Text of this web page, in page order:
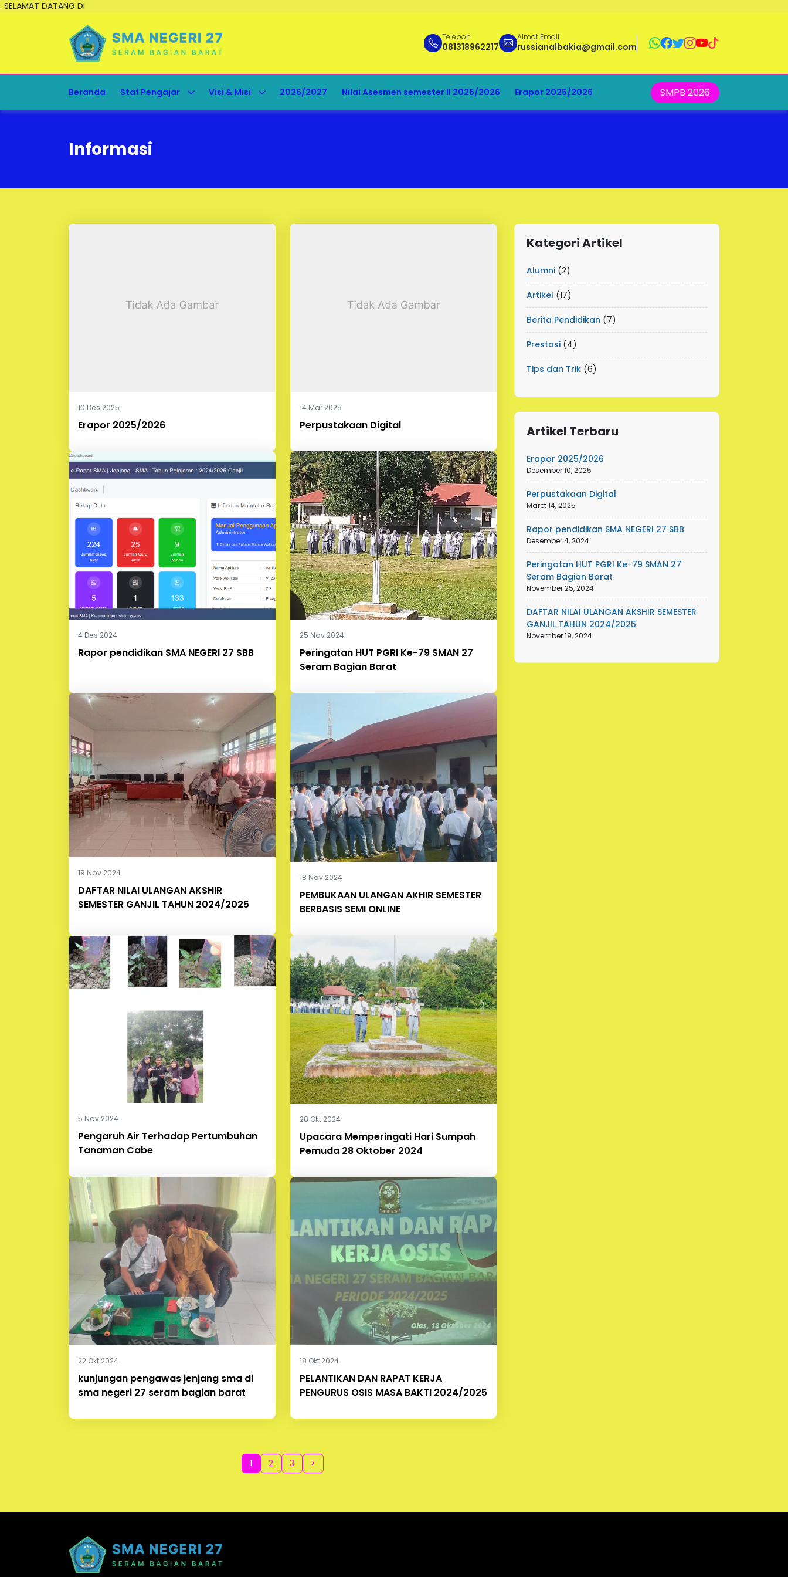
. SELAMAT DATANG DI
Telepon
081318962217
Almat Email
russianalbakia@gmail.com
Beranda Staf Pengajar Visi & Misi 2026/2027 Nilai Asesmen semester II 2025/2026 Erapor 2025/2026 SMPB 2026
Informasi
10 Des 2025
Erapor 2025/2026
14 Mar 2025
Perpustakaan Digital
4 Des 2024
Rapor pendidikan SMA NEGERI 27 SBB
25 Nov 2024
Peringatan HUT PGRI Ke-79 SMAN 27
Seram Bagian Barat
19 Nov 2024
DAFTAR NILAI ULANGAN AKSHIR
SEMESTER GANJIL TAHUN 2024/2025
18 Nov 2024
PEMBUKAAN ULANGAN AKHIR SEMESTER
BERBASIS SEMI ONLINE
5 Nov 2024
Pengaruh Air Terhadap Pertumbuhan
Tanaman Cabe
28 Okt 2024
Upacara Memperingati Hari Sumpah
Pemuda 28 Oktober 2024
22 Okt 2024
kunjungan pengawas jenjang sma di
sma negeri 27 seram bagian barat
18 Okt 2024
PELANTIKAN DAN RAPAT KERJA
PENGURUS OSIS MASA BAKTI 2024/2025
1 2 3 >
Kategori Artikel
Alumni (2)
Artikel (17)
Berita Pendidikan (7)
Prestasi (4)
Tips dan Trik (6)
Artikel Terbaru
Erapor 2025/2026
Desember 10, 2025
Perpustakaan Digital
Maret 14, 2025
Rapor pendidikan SMA NEGERI 27 SBB
Desember 4, 2024
Peringatan HUT PGRI Ke-79 SMAN 27
Seram Bagian Barat
November 25, 2024
DAFTAR NILAI ULANGAN AKSHIR SEMESTER
GANJIL TAHUN 2024/2025
November 19, 2024